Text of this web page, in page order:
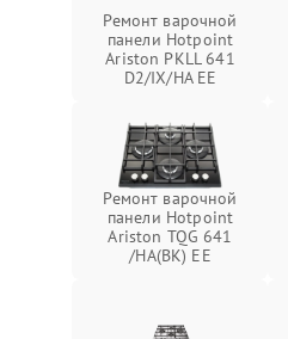
Ремонт варочной
панели Hotpoint
Ariston PKLL 641
D2/IX/HA EE
Ремонт варочной
панели Hotpoint
Ariston TQG 641
/HA(BK) EE